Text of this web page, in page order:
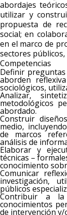
abordajes
utilizar y
propuesta de
social; en
en el marco de
sectores públicos,
Competencias
Definir
aborden
sociológicos,
Analizar,
metodológicos
abordado.
Construir
medio,
de marcos
análisis de
Elaborar y
técnicas –
conocimiento
Comunicar
investigación,
públicos
Contribuir a la
conocimientos
de intervención y/